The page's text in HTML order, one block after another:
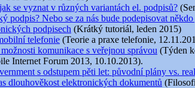
se vyznat v různých variantách el. podpisů?
podpis? Nebo se za nás bude podepisovat
podpisech (Krátký tutoriál, leden 2015)
telefonie (Teorie a praxe telefonie,
komunikace s veřejnou správou (Týden
Internet Forum 2013, 10.10.2013).
s odstupem pěti let: původní plány vs.
dlouhověkost elektronických dokumentů